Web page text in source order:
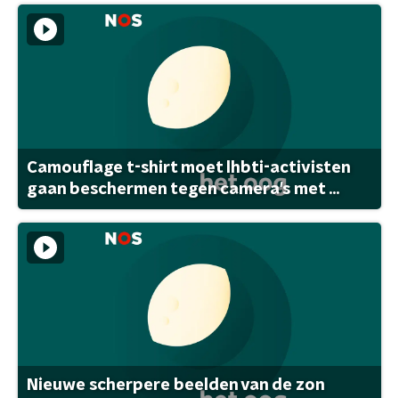
Camouflage t-shirt moet lhbti-activisten
gaan beschermen tegen camera's met ...
Nieuwe scherpere beelden van de zon